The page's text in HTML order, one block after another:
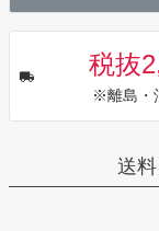
税抜
※離島・
送